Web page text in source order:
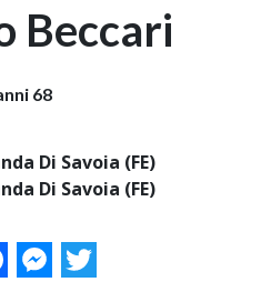
Beccari
68
Di Savoia (FE)
Di Savoia (FE)
Messenger
Twitter